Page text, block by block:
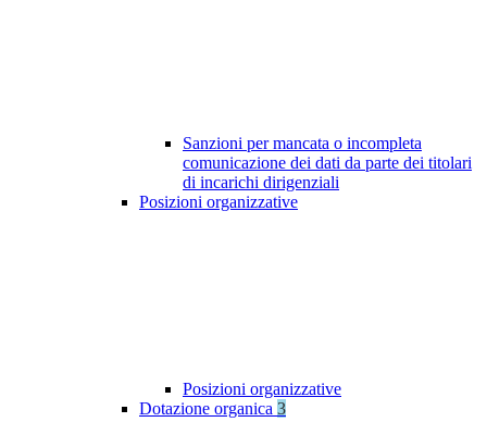
Sanzioni per mancata o incompleta
comunicazione dei dati da parte dei titolari
di incarichi dirigenziali
Posizioni organizzative
Posizioni organizzative
Dotazione organica 3